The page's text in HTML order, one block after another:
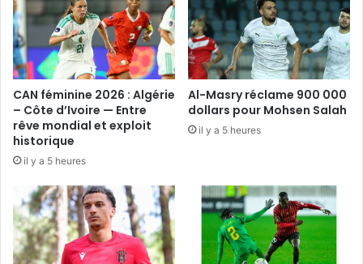
CAN féminine 2026 : Algérie
– Côte d’Ivoire — Entre
rêve mondial et exploit
historique
il y a 5 heures
Al-Masry réclame 900 000
dollars pour Mohsen Salah
il y a 5 heures